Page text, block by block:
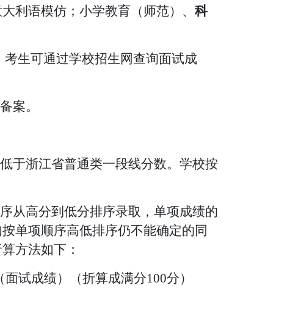
利语模仿；小学教育（师范）、 科
考生可通过学校招生网查询面试成
案。
于浙江省普通类一段线分数。学校按
从高分到低分排序录取，单项成绩的
单项顺序高低排序仍不能确定的同
方法如下：
试成绩）（折算成满分100分）